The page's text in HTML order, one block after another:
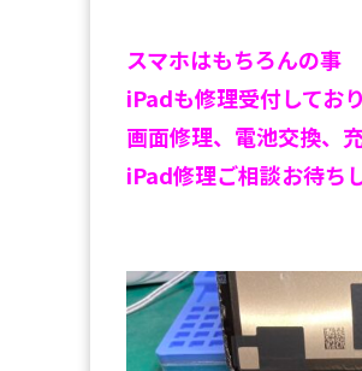
スマホはもちろんの事
iPadも修理受付してお
画面修理、電池交換、
iPad修理ご相談お待ち